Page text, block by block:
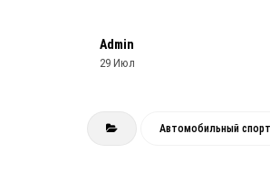
Admin
29 Июл
Автомобильный спорт